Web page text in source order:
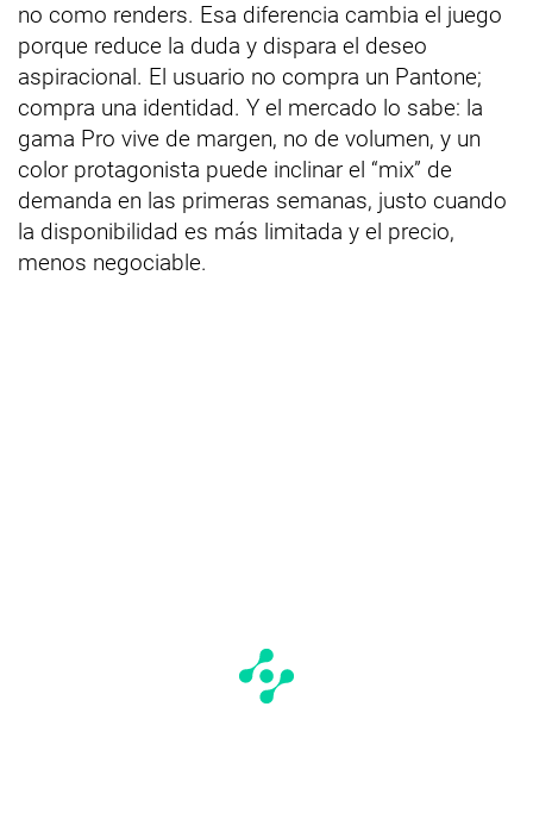
no como renders. Esa diferencia cambia el juego
porque reduce la duda y dispara el deseo
aspiracional. El usuario no compra un Pantone;
compra una identidad. Y el mercado lo sabe: la
gama Pro vive de margen, no de volumen, y un
color protagonista puede inclinar el “mix” de
demanda en las primeras semanas, justo cuando
la disponibilidad es más limitada y el precio,
menos negociable.